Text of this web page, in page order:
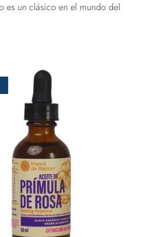
es un clásico en el mundo del